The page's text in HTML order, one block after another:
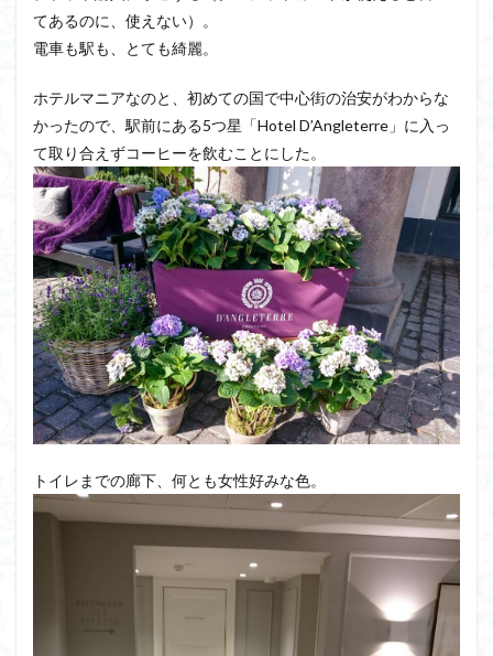
てあるのに、使えない）。
電車も駅も、とても綺麗。
ホテルマニアなのと、初めての国で中心街の治安がわからな
かったので、駅前にある5つ星「Hotel D’Angleterre」に入っ
て取り合えずコーヒーを飲むことにした。
トイレまでの廊下、何とも女性好みな色。